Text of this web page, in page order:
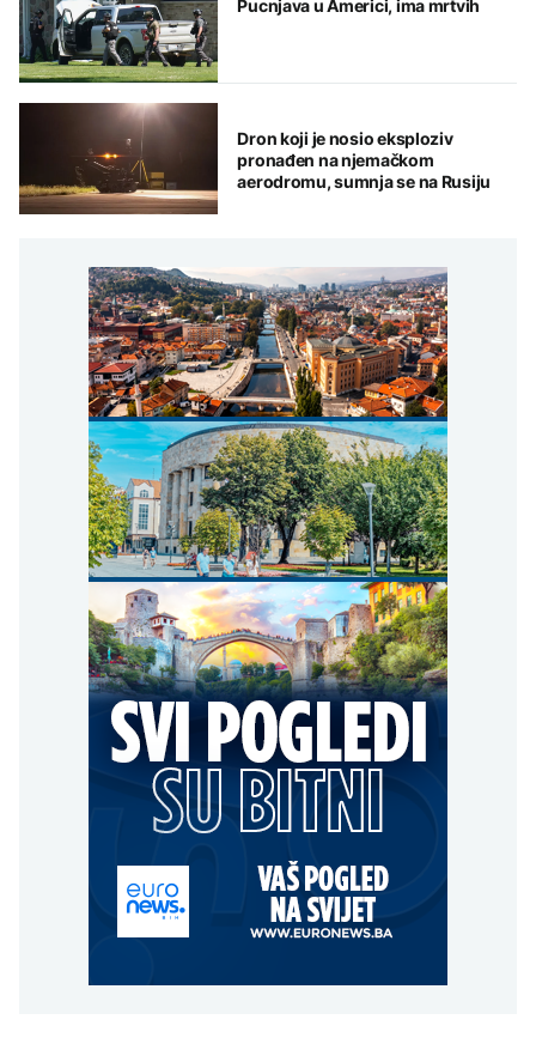
Pucnjava u Americi, ima mrtvih
Dron koji je nosio eksploziv
pronađen na njemačkom
aerodromu, sumnja se na Rusiju